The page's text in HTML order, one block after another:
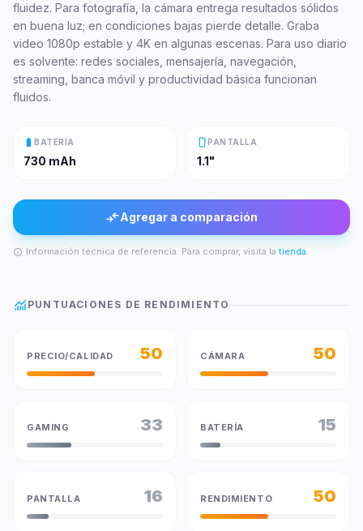
fluidez. Para fotografía, la cámara entrega resultados sólidos
en buena luz; en condiciones bajas pierde detalle. Graba
video 1080p estable y 4K en algunas escenas. Para uso diario
es solvente: redes sociales, mensajería, navegación,
streaming, banca móvil y productividad básica funcionan
fluidos.
battery_full BATERÍA
730 mAh
smartphonePANTALLA
1.1"
compare_arrowsAgregar a comparación
info Información técnica de referencia. Para comprar, visita la tienda.
monitoring PUNTUACIONES DE RENDIMIENTO
PRECIO/CALIDAD 50 CÁMARA 50
GAMING 33 BATERÍA 15
PANTALLA 16 RENDIMIENTO 50